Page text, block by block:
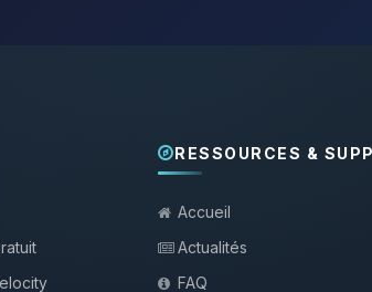
RESSOURCES &
Accueil
Actualités
FAQ